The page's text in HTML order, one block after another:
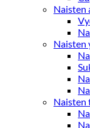
Naisten
Naisten
Naisten